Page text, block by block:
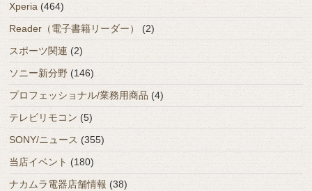
Xperia (464)
Reader（電子書籍リーダー）
(2)
スポーツ関連 (2)
ソニー新分野 (146)
プロフェッショナル/業務用商品 (4)
テレビリモコン (5)
SONY/ニュース (355)
当店イベント (180)
ナカムラ電器店舗情報 (38)